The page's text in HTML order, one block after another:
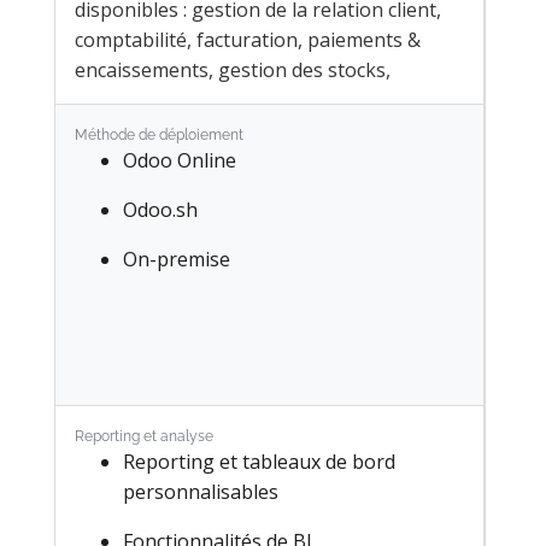
disponibles : gestion de la relation client,
comptabilité, facturation, paiements &
encaissements, gestion des stocks,
création de blogs & sites web, gestion des
ressources humaines, gestion de projets)"
Méthode de déploiement
Odoo Online
Odoo.sh
On-premise
Reporting et analyse
Reporting et tableaux de bord
personnalisables